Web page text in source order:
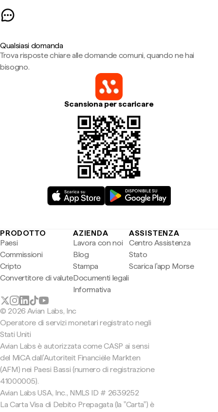
Qualsiasi domanda
Trova risposte chiare alle domande comuni, quando ne hai
bisogno.
Scansiona per scaricare
PRODOTTO
Paesi
Commissioni
Cripto
Convertitore di valute
AZIENDA
Lavora con noi
Blog
Stampa
Documenti legali
Informativa
ASSISTENZA
Centro Assistenza
Stato
Scarica l'app Morse
© 2026 Avian Labs, Inc
Operatore di servizi monetari registrato negli
Stati Uniti
Avian Labs è autorizzata come CASP ai sensi
del MiCA dall'Autoriteit Financiële Markten
(AFM) nei Paesi Bassi (numero di registrazione
41000005).
Avian Labs USA, Inc., NMLS ID # 2639252
La Carta Visa di Debito Prepagata (la "Carta") è